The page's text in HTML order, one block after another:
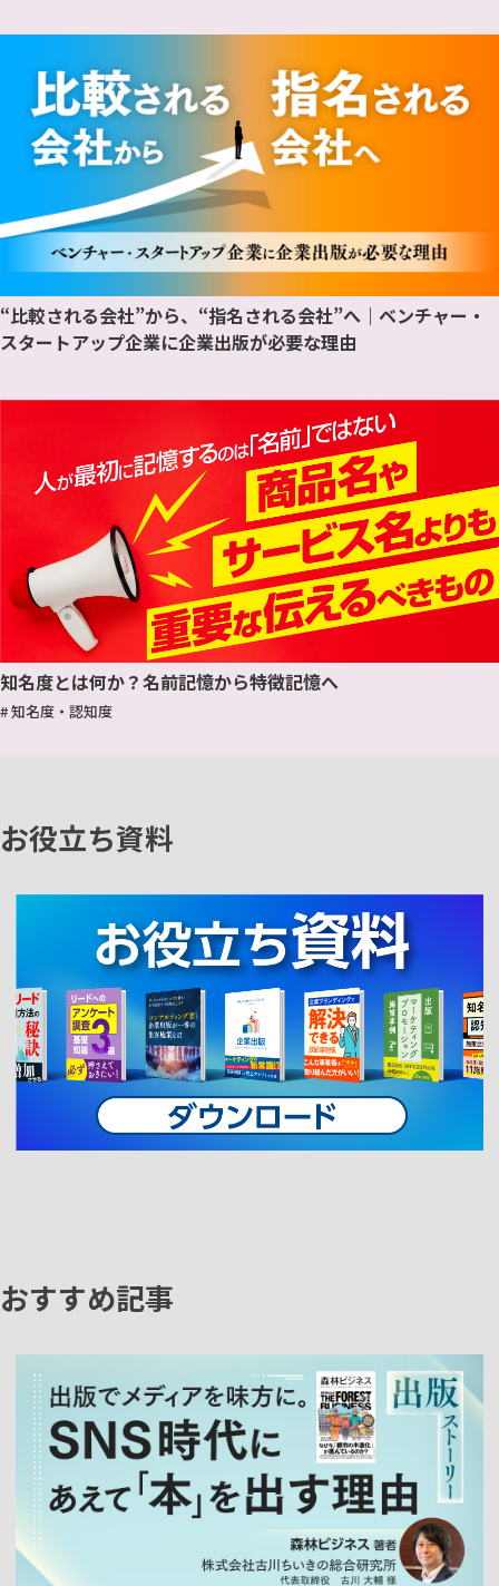
“比較される会社”から、“指名される会社”へ｜ベンチャー・
スタートアップ企業に企業出版が必要な理由
知名度とは何か？名前記憶から特徴記憶へ
# 知名度・認知度
お役立ち資料
おすすめ記事